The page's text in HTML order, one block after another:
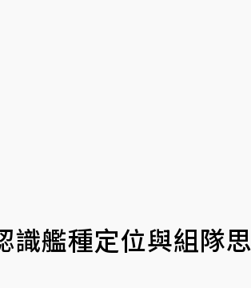
識艦種定位與組隊